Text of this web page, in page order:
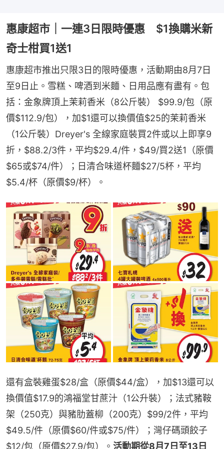
惠康超市｜一連3日限時優惠 $1換購米新
奇士柑買1送1
惠康超市推出只限3日的限時優惠，活動期由8月7日
至9日止。雪糕、啤酒到米麵、日用品應有盡有。包
括：金象牌頂上茉莉香米（8公斤裝） $99.9/包（原
價$112.9/包），加$1還可以換價值$25的茉莉香米
（1公斤裝）Dreyer's 全線家庭裝買2件或以上即享9
折，$88.2/3件，平均$29.4/件，$49/買2送1（原價
$65或$74/件）；日清合味道杯麵$27/5杯，平均
$5.4/杯（原價$9/杯）。
還有盒裝雞蛋$28/盒（原價$44/盒），加$13還可以
換價值$17.9的鴻福堂甘蔗汁（1公升裝）；法式豬鞍
架（250克）與豬肋蓋柳（200克）$99/2件，平均
$49.5/件（原價$60/件或$75/件）；灣仔碼頭餃子
$12/包（原價$27.9/包）。 活動期從8月7日至13日